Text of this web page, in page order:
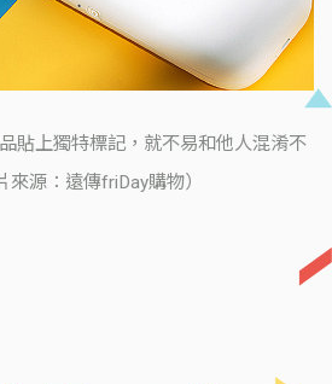
貼上獨特標記，就不易和他人混淆不
來源：遠傳friDay購物）